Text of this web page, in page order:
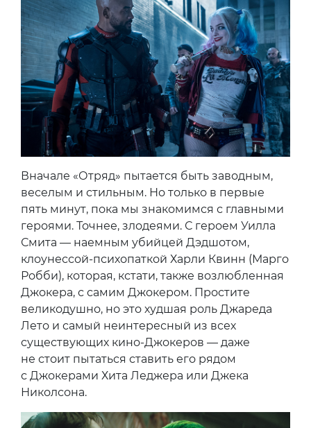
Вначале «Отряд» пытается быть заводным,
веселым и стильным. Но только в первые
пять минут, пока мы знакомимся с главными
героями. Точнее, злодеями. С героем Уилла
Смита — наемным убийцей Дэдшотом,
клоунессой-психопаткой Харли Квинн (Марго
Робби), которая, кстати, также возлюбленная
Джокера, с самим Джокером. Простите
великодушно, но это худшая роль Джареда
Лето и самый неинтересный из всех
существующих кино-Джокеров — даже
не стоит пытаться ставить его рядом
с Джокерами Хита Леджера или Джека
Николсона.